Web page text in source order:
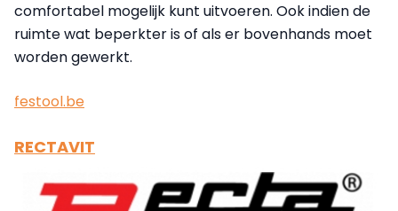
comfortabel mogelijk kunt uitvoeren. Ook indien de
ruimte wat beperkter is of als er bovenhands moet
worden gewerkt.
festool.be
RECTAVIT